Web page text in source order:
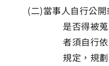
(二)當事人自行公
是否得被
者須自行
規定，規